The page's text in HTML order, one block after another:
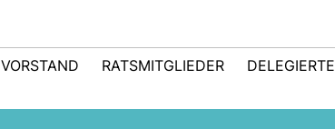
VORSTAND RATSMITGLIEDER DELEGIERTE